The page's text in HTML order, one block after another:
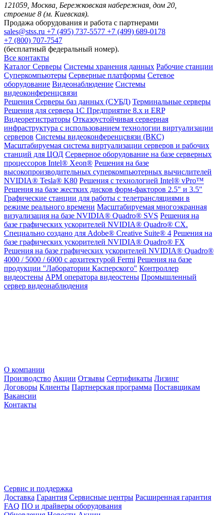
121059, Москва, Бережковская набережная, дом 20,
строение 8 (м. Киевская).
Продажа оборудования и работа с партнерами
sales@stss.ru +7 (495) 737-5577 +7 (499) 689-0178
+7 (800) 707-7547
(бесплатный федеральный номер).
Все контакты
Каталог Серверы Системы хранения данных Рабочие станции
Суперкомпьютеры Серверные платформы Сетевое
оборудование Видеонаблюдение Системы
видеоконференцсвязи
Решения Серверы баз данных (СУБД) Терминальные серверы
Решения для сервера 1С Предприятие 8.x и ERP
Видеорегистраторы Отказоустойчивая серверная
инфраструктура с использованием технологии виртуализации
серверов Системы видеоконференцсвязи (ВКС)
Масштабируемая система виртуализации серверов и рабочих
станций для ЦОД Серверное оборудование на базе серверных
процессоров Intel® Xeon® Решения на базе
высокопроизводительных суперкомпьютерных вычислителей
NVIDIA® Tesla® K80 Решения с технологией Intel® vPro™
Решения на базе жестких дисков форм-факторов 2.5" и 3.5"
Графические станции для работы с телетрансляциями в
режиме реального времени Масштабируемая многоэкранная
визуализация на базе NVIDIA® Quadro® SVS Решения на
базе графических ускорителей NVIDIA® Quadro® CX.
Специально создано для Adobe® Creative Suite® 4 Решения на
базе графических ускорителей NVIDIA® Quadro® FX
Решения на базе графических ускорителей NVIDIA® Quadro®
4000 / 5000 / 6000 с архитектурой Fermi Решения на базе
продукции "Лаборатории Касперского" Контроллер
видеостены АРМ оператора видеостены Промышленный
сервер видеонаблюдения
О компании
Производство Акции Отзывы Сертификаты Лизинг
Договоры Клиенты Партнерская программа Поставщикам
Вакансии
Контакты
Сервис и поддержка
Доставка Гарантия Сервисные центры Расширенная гарантия
FAQ ПО и драйверы оборудования